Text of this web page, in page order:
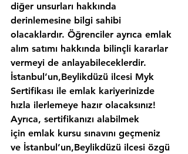
diğer unsurları hakkında
derinlemesine bilgi sahibi
olacaklardır. Öğrenciler ayrıca emlak
alım satımı hakkında bilinçli kararlar
vermeyi de anlayabileceklerdir.
İstanbul’un,Beylikdüzü ilcesi Myk
Sertifikası ile emlak kariyerinizde
hızla ilerlemeye hazır olacaksınız!
Ayrıca, sertifikanızı alabilmek
için emlak kursu sınavını geçmeniz
ve İstanbul’un,Beylikdüzü ilcesi özgü